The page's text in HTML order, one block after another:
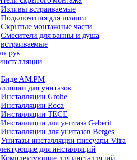
Изливы встраиваемые
Подключения для шланга
Скрытые монтажные части
Смесители для ванны и душа
встраиваемые
рук
Биде AM.PM
для унитазов
Инсталляции Grohe
Инсталляции Roca
Инсталляции TECE
Инсталляции для унитаза Geberit
Инсталляции для унитазов Berges
Унитазы инсталляции писсуары Vitra
для инсталляций
Комплектующие для инсталляций